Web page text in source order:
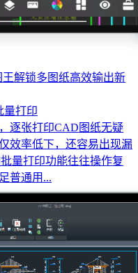
解锁多图纸高效输出新
量打印
逐张打印CAD图纸无疑
效率低下，还容易出现漏
量打印功能往往操作复
普通用...